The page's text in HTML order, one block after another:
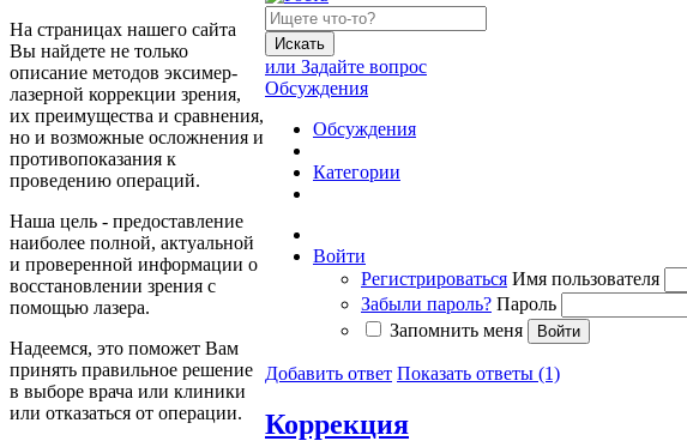
Искать
или Задайте вопрос
Обсуждения
Обсуждения
Категории
Войти
Регистрироваться Имя пользователя
Забыли пароль? Пароль
Запомнить меня
Добавить ответ Показать ответы (1)
Коррекция
На страницах нашего сайта
Вы найдете не только
описание методов эксимер-
лазерной коррекции зрения,
их преимущества и сравнения,
но и возможные осложнения и
противопоказания к
проведению операций.
Наша цель - предоставление
наиболее полной, актуальной
и проверенной информации о
восстановлении зрения с
помощью лазера.
Надеемся, это поможет Вам
принять правильное решение
в выборе врача или клиники
или отказаться от операции.